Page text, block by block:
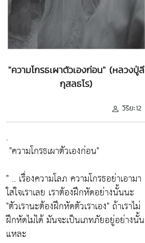
"ความโกรธเผาตัวเองก่อน" (หลวงปู่ลี
กุสลธโร)
วิริยะ12
.
"ความโกรธเผาตัวเองก่อน"
" .. เรื่องความโลภ ความโกรธอย่าเอามา
ใส่ใจเราเลย เราต้องฝึกหัดอย่างนั้นนะ
"ตัวเรานะต้องฝึกหัดตัวเราเอง"ถ้าเราไม่
ฝึกหัดไม่ได้ มันจะเป็นเภทภัยอยู่อย่างนั้น
แหละ